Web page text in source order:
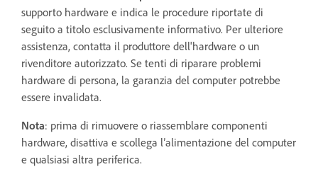
supporto hardware e indica le procedure riportate di
seguito a titolo esclusivamente informativo. Per ulteriore
assistenza, contatta il produttore dell'hardware o un
rivenditore autorizzato. Se tenti di riparare problemi
hardware di persona, la garanzia del computer potrebbe
essere invalidata.
Nota: prima di rimuovere o riassemblare componenti
hardware, disattiva e scollega l’alimentazione del computer
e qualsiasi altra periferica.